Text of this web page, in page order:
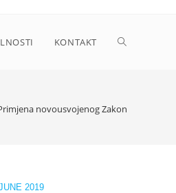
KONTAKT Toggle
novousvojenog Zakona o
2019